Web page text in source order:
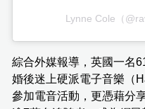
Lynne Cole（
綜合外媒報導，英國一名
婚後迷上硬派電子音樂（
參加電音活動，更憑藉分